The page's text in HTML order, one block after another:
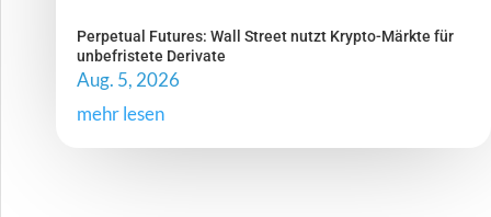
Perpetual Futures: Wall Street nutzt Krypto-Märkte für
unbefristete Derivate
Aug. 5, 2026
mehr lesen